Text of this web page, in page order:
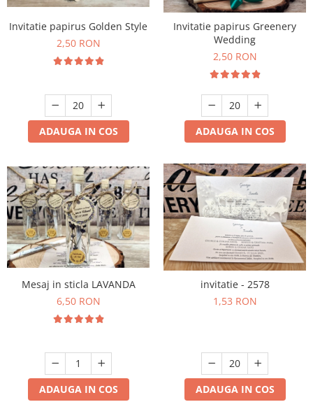
Invitatie papirus Golden Style
2,50 RON
ADAUGA IN COS
Invitatie papirus Greenery
Wedding
2,50 RON
ADAUGA IN COS
Mesaj in sticla LAVANDA
6,50 RON
ADAUGA IN COS
invitatie - 2578
1,53 RON
ADAUGA IN COS